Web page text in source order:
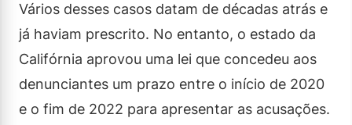
Vários desses casos datam de décadas atrás e
já haviam prescrito. No entanto, o estado da
Califórnia aprovou uma lei que concedeu aos
denunciantes um prazo entre o início de 2020
e o fim de 2022 para apresentar as acusações.